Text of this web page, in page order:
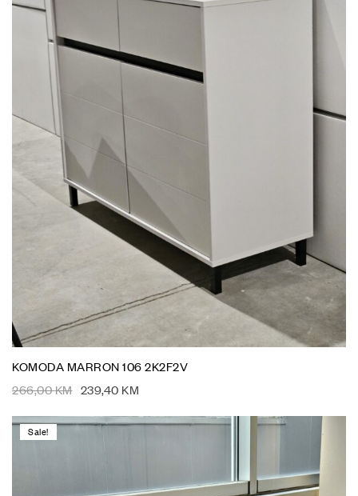
KOMODA MARRON 106 2K2F2V
266,00KM 239,40 KM
Sale!